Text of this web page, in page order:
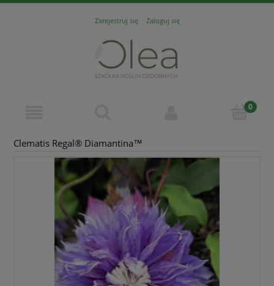
Zarejestruj się Zaloguj się
Clematis Regal® Diamantina™